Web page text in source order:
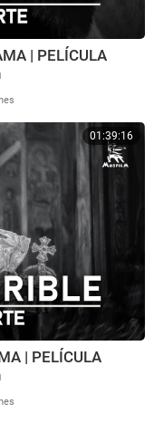
| PELÍCULA
01:39:16
| PELÍCULA